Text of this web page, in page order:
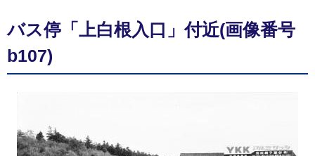
バス停「上白根入口」付近(画像番号
b107)